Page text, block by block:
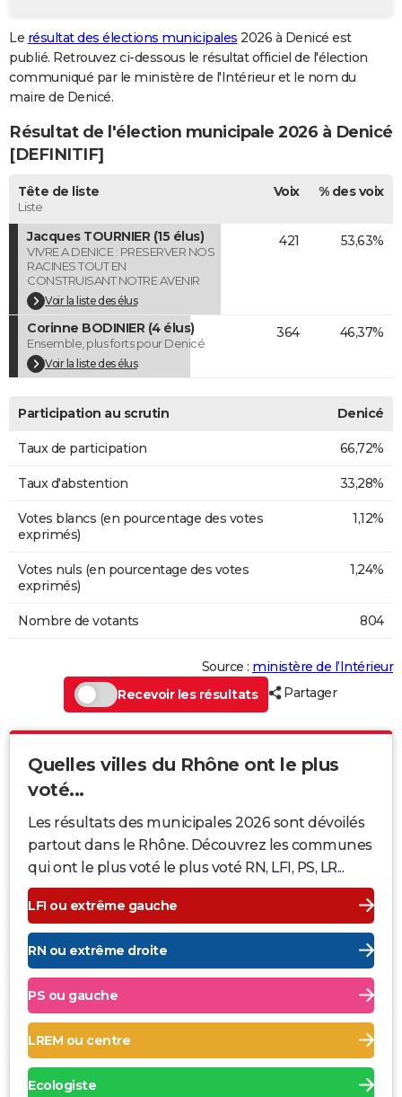
GUIDES D'ACHAT
BONS PLANS
CARTE DE VOEUX
Carte de Noël
Carte Bonne année
Carte Saint-Valentin
Carte Pâques
Carte d'anniversaire
DICTIONNAIRE
Dictionnaire
Biographies
Citations
Expressions
Proverbes
PROGRAMME TV
COPAINS D'AVANT
S'inscrire
Se connecter
Lycées
Collèges
Primaires
Universités
Entreprises
Service militaire
Avis de recherche
AVIS DE DÉCÈS
FORUM
Bricolage
Lifestyle
Culture
Sport
Auto
Television
Voyage
Cinema
Le résultat des élections municipales 2026 à Denicé est
publié. Retrouvez ci-dessous le résultat officiel de l'élection
communiqué par le ministère de l'Intérieur et le nom du
maire de Denicé.
Résultat de l'élection municipale 2026 à Denicé
[DEFINITIF]
Tête de liste
Liste
Voix % des voix
Jacques TOURNIER (15 élus)
VIVRE A DENICE : PRESERVER NOS
RACINES TOUT EN
CONSTRUISANT NOTRE AVENIR
Voir la liste des élus
421 53,63%
Corinne BODINIER (4 élus)
Ensemble, plus forts pour Denicé
Voir la liste des élus
364 46,37%
Participation au scrutin Denicé
Taux de participation 66,72%
Taux d'abstention 33,28%
Votes blancs (en pourcentage des votes
exprimés)
1,12%
Votes nuls (en pourcentage des votes
exprimés)
1,24%
Nombre de votants 804
Source : ministère de l’Intérieur
Recevoir les résultats
Partager
Quelles villes du Rhône ont le plus
voté...
Les résultats des municipales 2026 sont dévoilés
partout dans le Rhône. Découvrez les communes
qui ont le plus voté le plus voté RN, LFI, PS, LR...
LFI ou extrême gauche
RN ou extrême droite
PS ou gauche
LREM ou centre
Ecologiste